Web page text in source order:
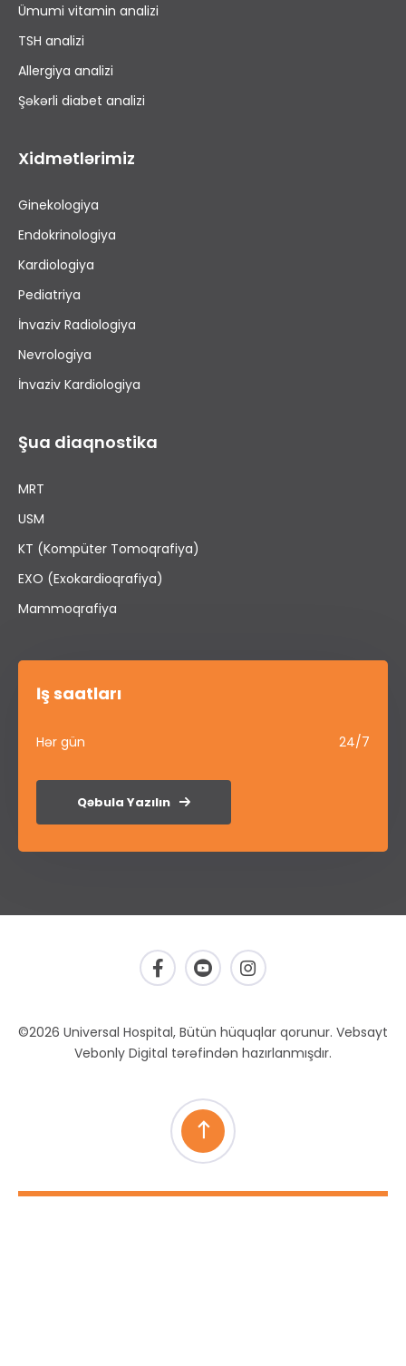
Ümumi vitamin analizi
TSH analizi
Allergiya analizi
Şəkərli diabet analizi
Xidmətlərimiz
Ginekologiya
Endokrinologiya
Kardiologiya
Pediatriya
İnvaziv Radiologiya
Nevrologiya
İnvaziv Kardiologiya
Şua diaqnostika
MRT
USM
KT (Kompüter Tomoqrafiya)
EXO (Exokardioqrafiya)
Mammoqrafiya
İş saatları
Hər gün 24/7
Qəbula Yazılın
©2026 Universal Hospital, Bütün hüquqlar qorunur. Vebsayt
Vebonly Digital tərəfindən hazırlanmışdır.